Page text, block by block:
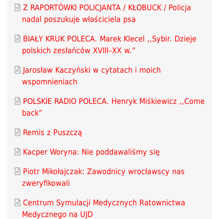
Z RAPORTÓWKI POLICJANTA / KŁOBUCK / Policja
nadal poszukuje właściciela psa
BIAŁY KRUK POLECA. Marek Klecel ,,Sybir. Dzieje
polskich zesłańców XVIII–XX w.”
Jarosław Kaczyński w cytatach i moich
wspomnieniach
POLSKIE RADIO POLECA. Henryk Miśkiewicz ,,Come
back”
Remis z Puszczą
Kacper Woryna: Nie poddawaliśmy się
Piotr Mikołajczak: Zawodnicy wrocławscy nas
zweryfikowali
Centrum Symulacji Medycznych Ratownictwa
Medycznego na UJD